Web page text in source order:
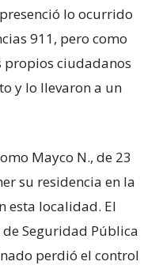
lo ocurrido
911, pero como
propios ciudadanos
y lo llevaron a un
Mayco N., de 23
su residencia en la
esta localidad. El
Seguridad Pública
perdió el control